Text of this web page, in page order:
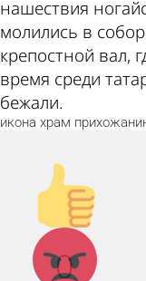
нашествия
молились в
крепостной вал,
время среди
бежали.
икона храм
Палец
вверх!
0
Агрессия!